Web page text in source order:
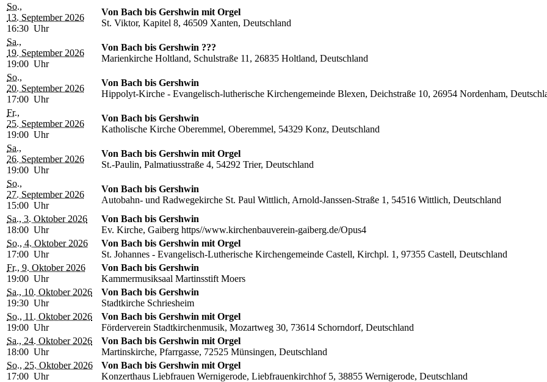
So.,
13. September 2026
16:30 Uhr
Von Bach bis Gershwin mit Orgel
St. Viktor, Kapitel 8, 46509 Xanten, Deutschland
Sa.,
19. September 2026
19:00 Uhr
Von Bach bis Gershwin ???
Marienkirche Holtland, Schulstraße 11, 26835 Holtland, Deutschland
So.,
20. September 2026
17:00 Uhr
Von Bach bis Gershwin
Hippolyt-Kirche - Evangelisch-lutherische Kirchengemeinde Blexen, Deichstraße 10, 26954 Nordenham,
Fr.,
25. September 2026
19:00 Uhr
Von Bach bis Gershwin
Katholische Kirche Oberemmel, Oberemmel, 54329 Konz, Deutschland
Sa.,
26. September 2026
19:00 Uhr
Von Bach bis Gershwin mit Orgel
St.-Paulin, Palmatiusstraße 4, 54292 Trier, Deutschland
So.,
27. September 2026
15:00 Uhr
Von Bach bis Gershwin
Autobahn- und Radwegekirche St. Paul Wittlich, Arnold-Janssen-Straße 1, 54516 Wittlich, Deutschland
Sa., 3. Oktober 2026
18:00 Uhr
Von Bach bis Gershwin
Ev. Kirche, Gaiberg https//www.kirchenbauverein-gaiberg.de/Opus4
So., 4. Oktober 2026
17:00 Uhr
Von Bach bis Gershwin mit Orgel
St. Johannes - Evangelisch-Lutherische Kirchengemeinde Castell, Kirchpl. 1, 97355 Castell, Deutschland
Fr., 9. Oktober 2026
19:00 Uhr
Von Bach bis Gershwin
Kammermusiksaal Martinsstift Moers
Sa., 10. Oktober 2026
19:30 Uhr
Von Bach bis Gershwin
Stadtkirche Schriesheim
So., 11. Oktober 2026
19:00 Uhr
Von Bach bis Gershwin mit Orgel
Förderverein Stadtkirchenmusik, Mozartweg 30, 73614 Schorndorf, Deutschland
Sa., 24. Oktober 2026
18:00 Uhr
Von Bach bis Gershwin mit Orgel
Martinskirche, Pfarrgasse, 72525 Münsingen, Deutschland
So., 25. Oktober 2026
17:00 Uhr
Von Bach bis Gershwin mit Orgel
Konzerthaus Liebfrauen Wernigerode, Liebfrauenkirchhof 5, 38855 Wernigerode, Deutschland